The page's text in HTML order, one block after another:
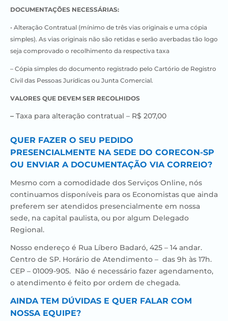
DOCUMENTAÇÕES NECESSÁRIAS:
• Alteração Contratual (mínimo de três vias originais e uma cópia
simples). As vias originais não são retidas e serão averbadas tão logo
seja comprovado o recolhimento da respectiva taxa
– Cópia simples do documento registrado pelo Cartório de Registro
Civil das Pessoas Jurídicas ou Junta Comercial.
VALORES QUE DEVEM SER RECOLHIDOS
– Taxa para alteração contratual – R$ 207,00
QUER FAZER O SEU PEDIDO
PRESENCIALMENTE NA SEDE DO CORECON-SP
OU ENVIAR A DOCUMENTAÇÃO VIA CORREIO?
Mesmo com a comodidade dos Serviços Online, nós
continuamos disponíveis para os Economistas que ainda
preferem ser atendidos presencialmente em nossa
sede, na capital paulista, ou por algum Delegado
Regional.
Nosso endereço é Rua Líbero Badaró, 425 – 14 andar.
Centro de SP. Horário de Atendimento – das 9h às 17h.
CEP – 01009-905. Não é necessário fazer agendamento,
o atendimento é feito por ordem de chegada.
AINDA TEM DÚVIDAS E QUER FALAR COM
NOSSA EQUIPE?